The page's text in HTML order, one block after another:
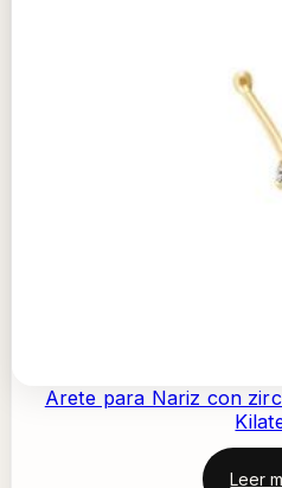
Arete para Nariz con
Leer